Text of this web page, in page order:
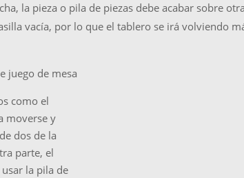
la pieza o pila de piezas debe acabar sobre otra
vacía, por lo que el tablero se irá volviendo
como el
moverse y
dos de la
parte, el
la pila de